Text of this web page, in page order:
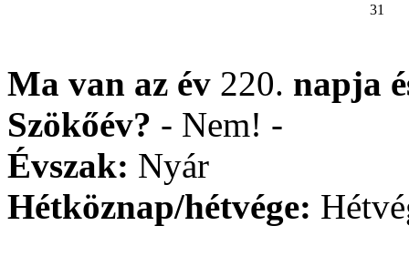
31
Ma van az év 220. napja
Szökőév? - Nem! -
Évszak: Nyár
Hétköznap/hétvége: